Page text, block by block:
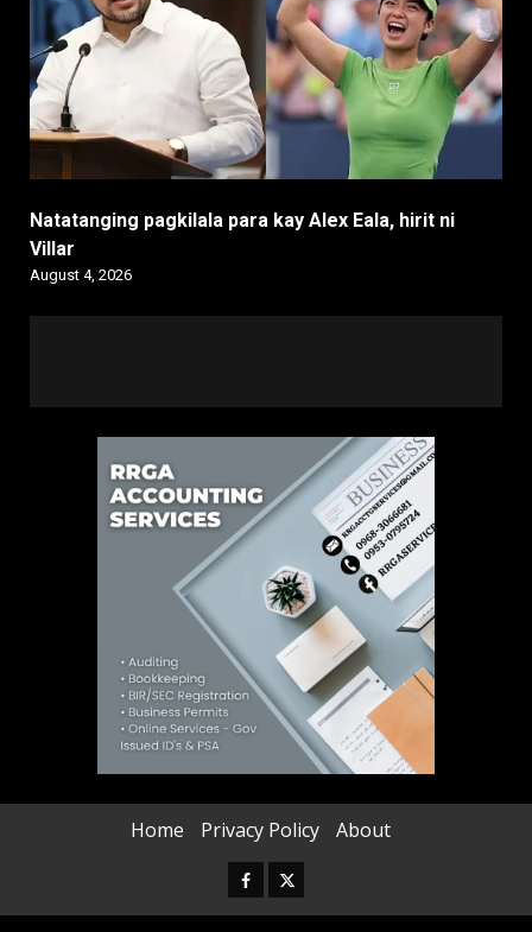
Natatanging pagkilala para kay Alex Eala, hirit ni
Villar
August 4, 2026
Home Privacy Policy About
Facebook
Twitter